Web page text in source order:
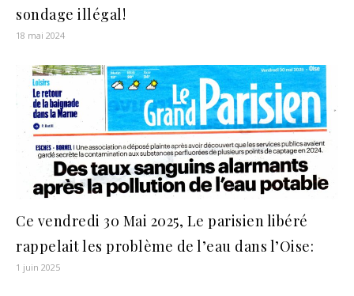
sondage illégal!
18 mai 2024
Ce vendredi 30 Mai 2025, Le parisien libéré
rappelait les problème de l’eau dans l’Oise:
1 juin 2025